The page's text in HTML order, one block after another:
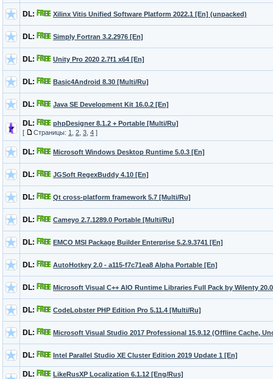
DL: Xilinx Vitis Unified Software Platform 2022.1 [En] (unpacked)
DL: Simply Fortran 3.2.2976 [En]
DL: Unity Pro 2020 2.7f1 x64 [En]
DL: Basic4Android 8.30 [Multi/Ru]
DL: Java SE Development Kit 16.0.2 [En]
DL:
phpDesigner 8.1.2 + Portable [Multi/Ru]
[
Страницы: 1 2 3 4 ]
DL: Microsoft Windows Desktop Runtime 5.0.3 [En]
DL: JGSoft RegexBuddy 4.10 [En]
DL: Qt cross-platform framework 5.7 [Multi/Ru]
DL: Cameyo 2.7.1289.0 Portable [Multi/Ru]
DL: EMCO MSI Package Builder Enterprise 5.2.9.3741 [En]
DL: AutoHotkey 2.0 - a115-f7c71ea8 Alpha Portable [En]
DL: Microsoft Visual C++ AIO Runtime Libraries Full Pack by Wilenty
DL: CodeLobster PHP Edition Pro 5.11.4 [Multi/Ru]
DL: Microsoft Visual Studio 2017 Professional 15.9.12 (Offline Cache,
DL: Intel Parallel Studio XE Cluster Edition 2019 Update 1 [En]
DL:
LikeRusXP Localization 6.1.12 [Eng/Rus]